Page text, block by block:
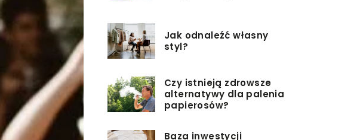
Jak odnaleźć własny
styl?
Czy istnieją zdrowsze
alternatywy dla palenia
papierosów?
Baza inwestycji